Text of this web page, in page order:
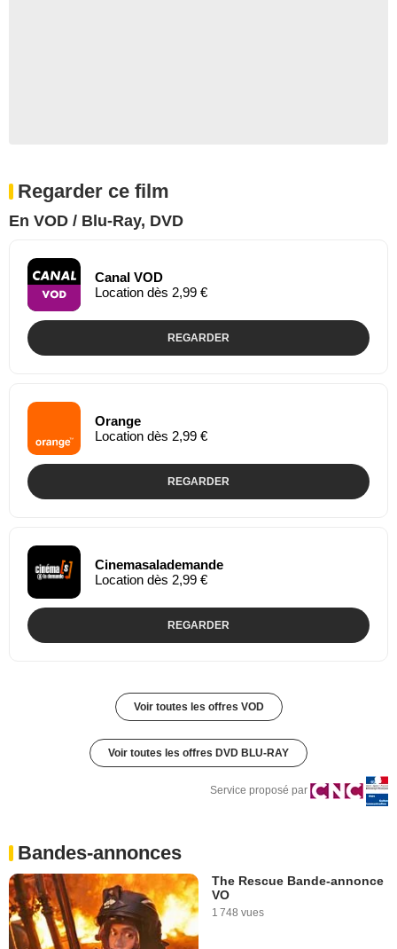
Regarder ce film
En VOD / Blu-Ray, DVD
Canal VOD
Location dès 2,99 €
REGARDER
Orange
Location dès 2,99 €
REGARDER
Cinemasalademande
Location dès 2,99 €
REGARDER
Voir toutes les offres VOD
Voir toutes les offres DVD BLU-RAY
Service proposé par
Bandes-annonces
The Rescue Bande-annonce
VO
1 748 vues